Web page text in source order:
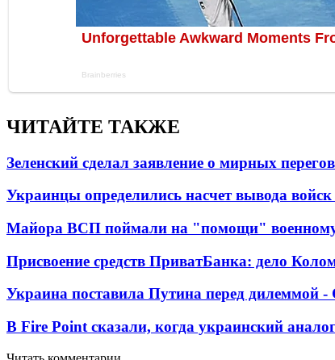
ЧИТАЙТЕ ТАКЖЕ
Зеленский сделал заявление о мирных
Украинцы определились насчет вывода войск
Майора ВСП поймали на "помощи"
Присвоение средств ПриватБанка: дело
Украина поставила Путина перед дилеммой
В Fire Point сказали, когда украинский